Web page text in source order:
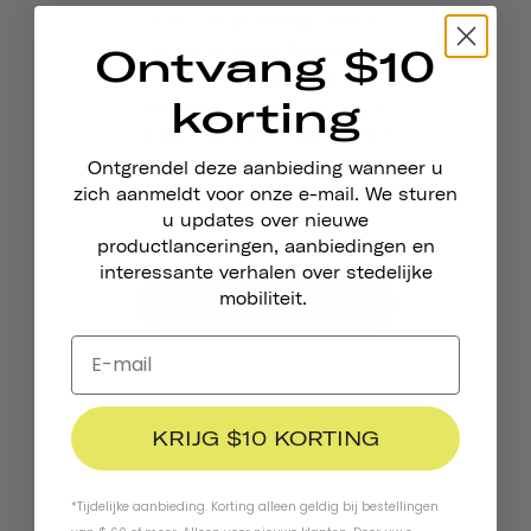
nemen op zijn of haar eerste
ritje? Schrijf je in op de
wachtlijst om een bericht te
krijgen wanneer onze nieuwe
helm verkrijgbaar is.
Aanmelden
Ontvang $10
korting
Ontgrendel deze aanbieding wanneer u
zich aanmeldt voor onze e-mail. We sturen
u updates over nieuwe
productlanceringen, aanbiedingen en
interessante verhalen over stedelijke
mobiliteit.
KRIJG $10 KORTING
*Tijdelijke aanbieding. Korting alleen geldig bij bestellingen